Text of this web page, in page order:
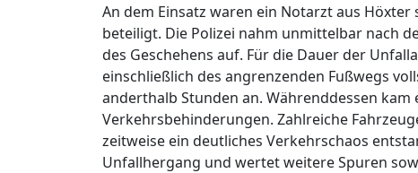
An dem Einsatz waren ein Notarzt aus
beteiligt. Die Polizei nahm unmittelbar nach
des Geschehens auf. Für die Dauer der
einschließlich des angrenzenden Fußwegs
anderthalb Stunden an. Währenddessen
Verkehrsbehinderungen. Zahlreiche
zeitweise ein deutliches Verkehrschaos
Unfallhergang und wertet weitere Spuren